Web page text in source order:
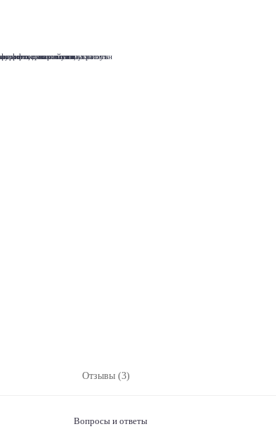
Отзывы (3)
Вопросы и ответы